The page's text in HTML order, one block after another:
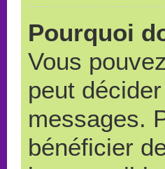
Pourquoi
Vous
peut
messages.
bénéficier